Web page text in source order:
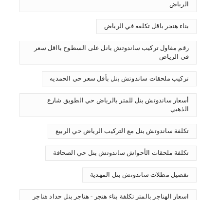
الرياض
بناء هنجر باقل تكلفة في الرياض
رقم مقاول تركيب ساندوتش بانل على السطوح بااقل سعر
في الرياض
تركيب ملحقات ساندوتش بنل بأقل سعر حي الحمديه
أسعار ساندوتش بنل للمتر بالرياض حي الطويق شارع
الذهبي
تكلفة ساندوتش بنل مع التركيب الرياض حي الربيع
تكلفة ملحقات الأحواش ساندوتش بنل حي الصحافة
تفصيل مظلات ساندوتش بنل المهدية
اسعار الهناجر بالمتر تكلفة بناء هنجر - هناجر بنل حداد هناجر